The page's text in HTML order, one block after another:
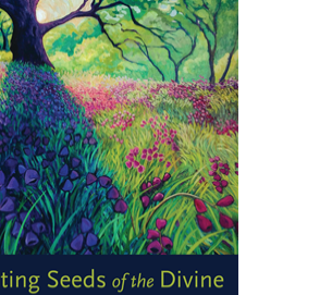
Yiscah Smith
הנחת אתר ספר מודפס
$25
$22